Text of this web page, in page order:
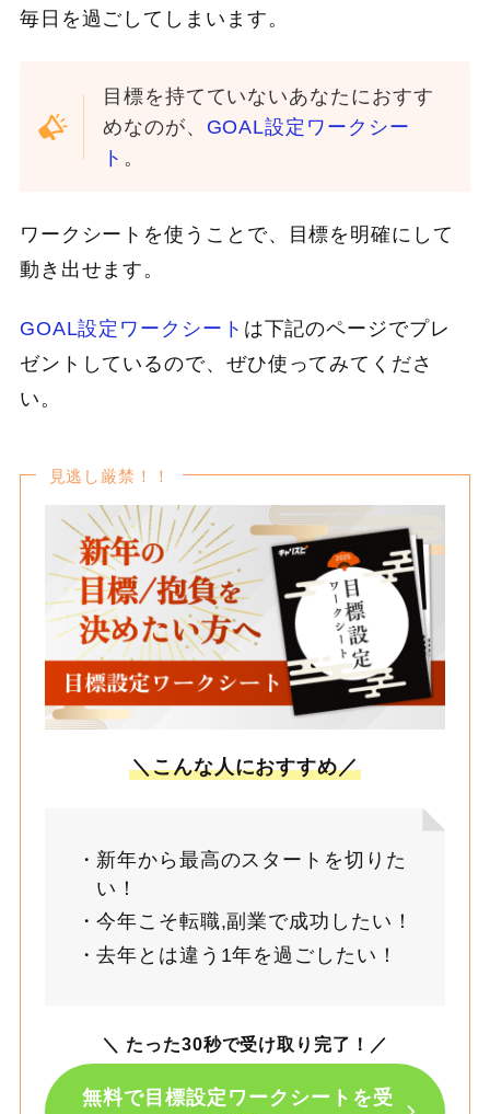
毎日を過ごしてしまいます。
目標を持てていないあなたにおすす
めなのが、 GOAL設定ワークシー
ト 。
ワークシートを使うことで、目標を明確にして
動き出せます。
GOAL設定ワークシート は下記のページでプレ
ゼントしているので、ぜひ使ってみてくださ
い。
見逃し厳禁！！
＼こんな人におすすめ／
新年から最高のスタートを切りた
い！
今年こそ転職,副業で成功したい！
去年とは違う1年を過ごしたい！
＼ たった30秒で受け取り完了！ ／
無料で目標設定ワークシートを受